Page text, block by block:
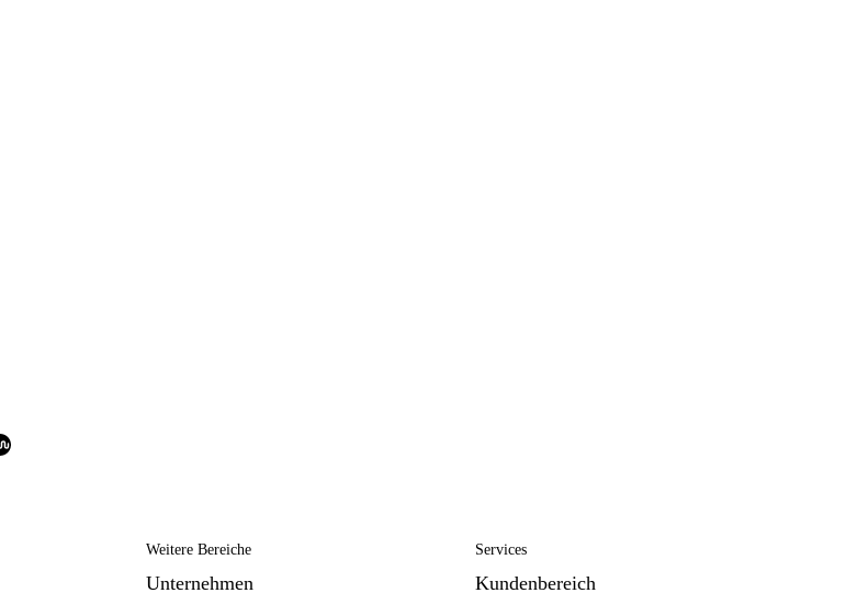
Weitere Bereiche
Unternehmen
Services
Kundenbereich